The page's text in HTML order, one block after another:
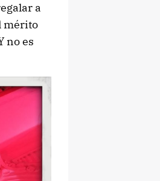
a
mérito
no es